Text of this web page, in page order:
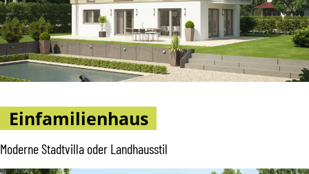
Einfamilienhaus
Moderne Stadtvilla oder Landhausstil